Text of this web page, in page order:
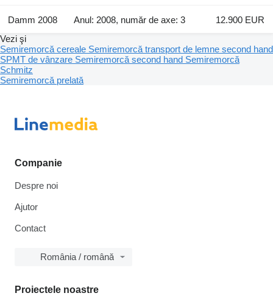
Damm 2008 Anul: 2008, număr de axe: 3
12.900 EUR
Vezi şi
Semiremorcă cereale Semiremorcă transport de lemne second hand
SPMT de vânzare Semiremorcă second hand Semiremorcă
Schmitz
Semiremorcă prelată
Companie
Despre noi
Ajutor
Contact
România / română
Proiectele noastre